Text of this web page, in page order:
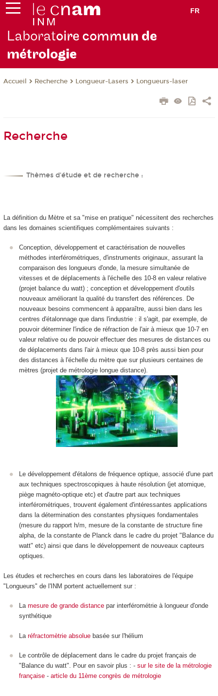
FR
Laboratoire commun de
métrologie
Accueil Recherche Longueur-Lasers Longueurs-laser
Recherche
Thèmes d'étude et de recherche :
La définition du Mètre et sa "mise en pratique" nécessitent des recherches
dans les domaines scientifiques complémentaires suivants :
Conception, développement et caractérisation de nouvelles
méthodes interférométriques, d'instruments originaux, assurant la
comparaison des longueurs d'onde, la mesure simultanée de
vitesses et de déplacements à l'échelle des 10-8 en valeur relative
(projet balance du watt) ; conception et développement d'outils
nouveaux améliorant la qualité du transfert des références. De
nouveaux besoins commencent à apparaître, aussi bien dans les
centres d'étalonnage que dans l'industrie : il s'agit, par exemple, de
pouvoir déterminer l'indice de réfraction de l'air à mieux que 10-7 en
valeur relative ou de pouvoir effectuer des mesures de distances ou
de déplacements dans l'air à mieux que 10-8 près aussi bien pour
des distances à l'échelle du mètre que sur plusieurs centaines de
mètres (projet de métrologie longue distance).
Le développement d'étalons de fréquence optique, associé d'une part
aux techniques spectroscopiques à haute résolution (jet atomique,
piège magnéto-optique etc) et d'autre part aux techniques
interférométriques, trouvent également d'intéressantes applications
dans la détermination des constantes physiques fondamentales
(mesure du rapport h/m, mesure de la constante de structure fine
alpha, de la constante de Planck dans le cadre du projet "Balance du
watt" etc) ainsi que dans le développement de nouveaux capteurs
optiques.
Les études et recherches en cours dans les laboratoires de l'équipe
"Longueurs" de l'INM portent actuellement sur :
La mesure de grande distance par interférométrie à longueur d'onde
synthétique
La réfractomètrie absolue basée sur l'hélium
Le contrôle de déplacement dans le cadre du projet français de
"Balance du watt". Pour en savoir plus : - sur le site de la métrologie
française - article du 11ème congrès de métrologie